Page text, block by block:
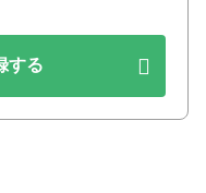
する